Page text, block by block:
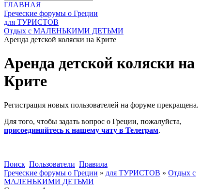
ГЛАВНАЯ
Греческие форумы о Греции
для ТУРИСТОВ
Отдых с МАЛЕНЬКИМИ ДЕТЬМИ
Аренда детской коляски на Крите
Аренда детской коляски на
Крите
Регистрация новых пользователей на форуме прекращена.
Для того, чтобы задать вопрос о Греции, пожалуйста,
присоединяйтесь к нашему чату в Телеграм.
Поиск Пользователи Правила
Греческие форумы о Греции » для ТУРИСТОВ » Отдых с
МАЛЕНЬКИМИ ДЕТЬМИ